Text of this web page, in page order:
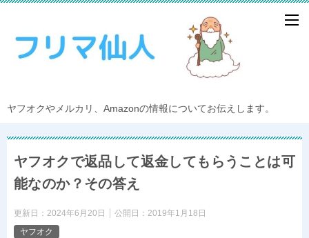
ヤフオクやメルカリ、Amazonの情報についてお伝えします。
ヤフオクで返品して返金してもらうことは可
能なのか？その答え
更新日： 2024年6月20日 公開日： 2019年1月18日
ヤフオク